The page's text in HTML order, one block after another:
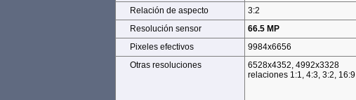
Relación de aspecto
Resolución sensor
Pixeles efectivos
Otras resoluciones
Relación de aspecto
3:2
Resolución sensor
66.5 MP
Pixeles efectivos
9984x6656
Otras resoluciones
6528x4352, 4992x3328
relaciones 1:1, 4:3, 3:2, 16:9